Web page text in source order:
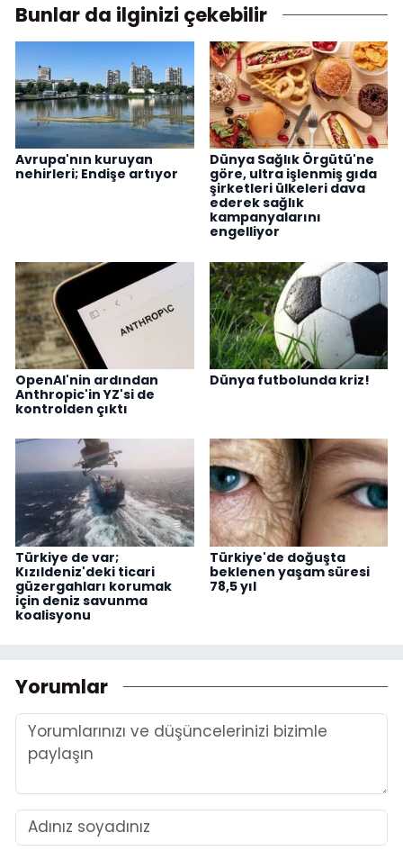
Bunlar da ilginizi çekebilir
Avrupa'nın kuruyan
nehirleri; Endişe artıyor
Dünya Sağlık Örgütü'ne
göre, ultra işlenmiş gıda
şirketleri ülkeleri dava
ederek sağlık
kampanyalarını
engelliyor
OpenAI'nin ardından
Anthropic'in YZ'si de
kontrolden çıktı
Dünya futbolunda kriz!
Türkiye de var;
Kızıldeniz'deki ticari
güzergahları korumak
için deniz savunma
koalisyonu
Türkiye'de doğuşta
beklenen yaşam süresi
78,5 yıl
Yorumlar